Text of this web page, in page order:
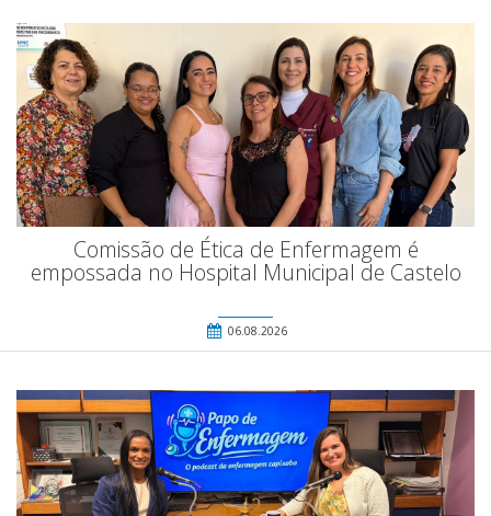
Comissão de Ética de Enfermagem é
empossada no Hospital Municipal de Castelo
06.08.2026